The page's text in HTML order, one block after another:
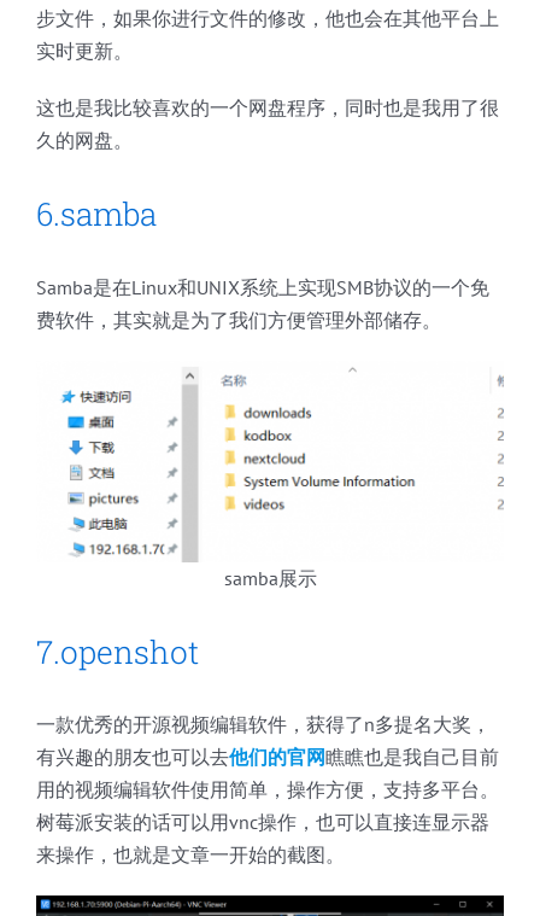
步文件，如果你进行文件的修改，他也会在其他平台上
实时更新。
这也是我比较喜欢的一个网盘程序，同时也是我用了很
久的网盘。
6.samba
Samba是在Linux和UNIX系统上实现SMB协议的一个免
费软件，其实就是为了我们方便管理外部储存。
samba展示
7.openshot
一款优秀的开源视频编辑软件，获得了n多提名大奖，
有兴趣的朋友也可以去他们的官网瞧瞧也是我自己目前
用的视频编辑软件使用简单，操作方便，支持多平台。
树莓派安装的话可以用vnc操作，也可以直接连显示器
来操作，也就是文章一开始的截图。